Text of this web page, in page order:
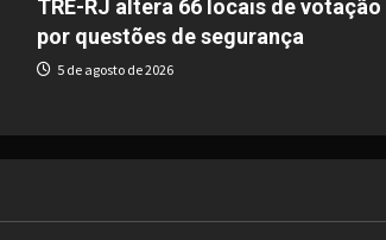
TRE-RJ altera 66 locais de votação
por questões de segurança
5 de agosto de 2026